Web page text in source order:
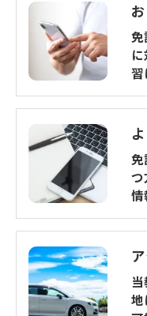
免
習
免
つ
情
地